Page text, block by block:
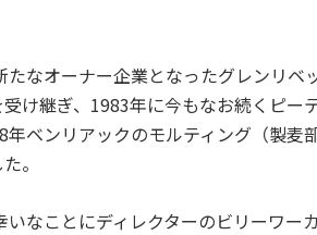
たなオーナー企業となったグレンリベ
け継ぎ、1983年に今もなお続くピ
年ベンリアックのモルティング（製
。
いなことにディレクターのビリーワ